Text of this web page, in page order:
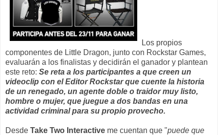
Los propios
componentes de Little Dragon, junto con Rockstar Games,
evaluarán a los finalistas y decidirán el ganador y plantean
este reto: Se reta a los participantes a que creen un
videoclip con el Editor Rockstar que cuente la historia
de un renegado, un agente doble o traidor muy listo,
hombre o mujer, que juegue a dos bandas en una
actividad criminal para su propio provecho.
Desde Take Two Interactive me cuentan que "puede que